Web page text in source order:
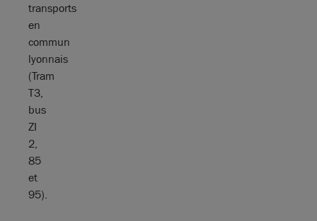
transports
en
commun
lyonnais
(Tram
T3,
bus
ZI
2,
85
et
95).